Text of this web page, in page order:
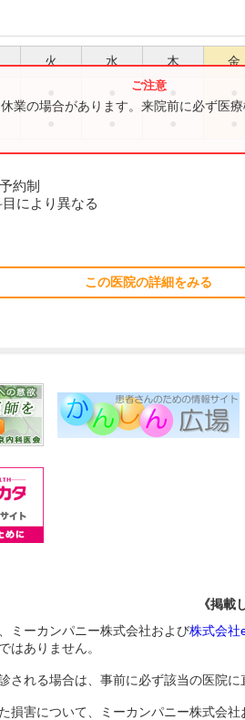
火 水 木 金
業の場合があります。来院前に必ず医療
約制
により異なる
この医院の詳細をみる
《掲載
ミーカンパニー株式会社および株式会社
はありません。
される場合は、事前に必ず該当の医院に
損害について、ミーカンパニー株式会社